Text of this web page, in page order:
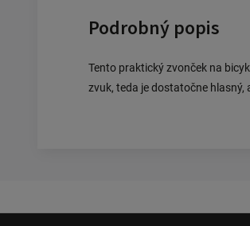
Podrobný popis
Tento praktický zvonček na
zvuk, teda je dostatočne